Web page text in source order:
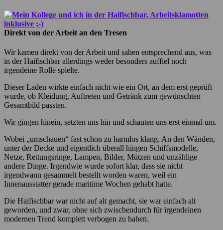
Direkt von der Arbeit an den Tresen
Wir kamen direkt von der Arbeit und sahen entsprechend aus, was
in der Haifischbar allerdings weder besonders auffiel noch
irgendeine Rolle spielte.
Dieser Laden wirkte einfach nicht wie ein Ort, an dem erst geprüft
wurde, ob Kleidung, Auftreten und Getränk zum gewünschten
Gesamtbild passten.
Wir gingen hinein, setzten uns hin und schauten uns erst einmal um.
Wobei „umschauen“ fast schon zu harmlos klang. An den Wänden,
unter der Decke und eigentlich überall hingen Schiffsmodelle,
Netze, Rettungsringe, Lampen, Bilder, Mützen und unzählige
andere Dinge. Irgendwie wurde sofort klar, dass sie nicht
irgendwann gesammelt bestellt worden waren, weil ein
Innenausstatter gerade maritime Wochen gehabt hatte.
Die Haifischbar war nicht auf alt gemacht, sie war einfach alt
geworden, und zwar, ohne sich zwischendurch für irgendeinen
modernen Trend komplett verbogen zu haben.